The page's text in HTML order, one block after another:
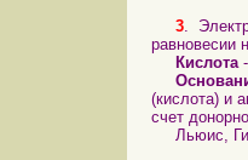
3 .
равновесии
Кислота
(кислота) и
счет
Льюис,